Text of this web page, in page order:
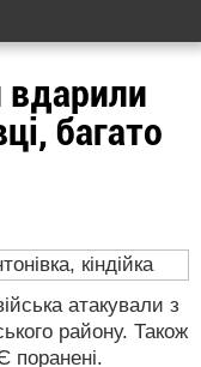
вдарили
багато
атакували з
району. Також
поранені.